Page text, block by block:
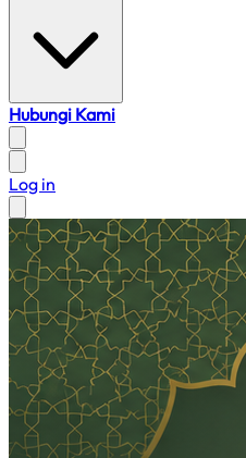
Hubungi Kami
Log in